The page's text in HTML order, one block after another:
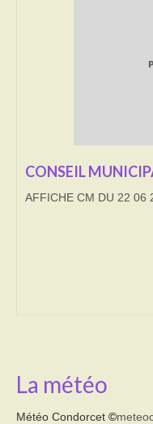
LE BRULAGE DES
DECHETS VERTS
CONSEIL
AFFICHE CM DU 22 06
La météo
Météo Condorcet ©